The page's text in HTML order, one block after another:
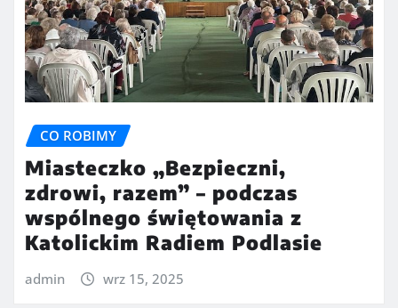
CO ROBIMY
Miasteczko „Bezpieczni,
zdrowi, razem” – podczas
wspólnego świętowania z
Katolickim Radiem Podlasie
admin wrz 15, 2025